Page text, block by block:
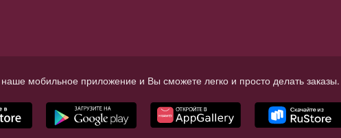
наше мобильное приложение и Вы сможете легко и просто делать заказы.